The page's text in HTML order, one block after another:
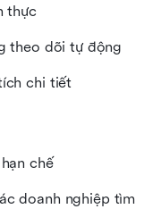
thực
theo dõi tự động
chi tiết
chế
doanh nghiệp tìm